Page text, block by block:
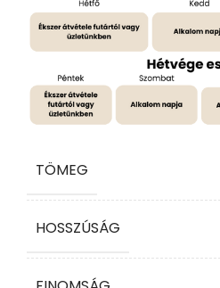
TÖMEG
HOSSZÚSÁG